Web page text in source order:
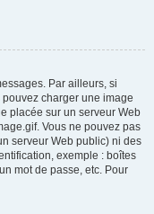
Par ailleurs, si
pouvez charger une image
placée sur un serveur Web
Vous ne pouvez pas
serveur Web public) ni des
exemple : boîtes
mot de passe, etc. Pour